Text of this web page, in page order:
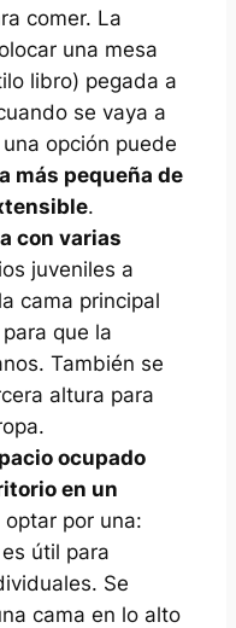
comer. La
una mesa
libro) pegada a
se vaya a
opción puede
más pequeña de
.
con varias
juveniles a
cama principal
que la
También se
altura para
ocupado
en un
por una:
útil para
Se
cama en lo alto